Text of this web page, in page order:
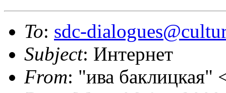
To: sdc-
Subject: Интернет
From: "ива баклицкая"